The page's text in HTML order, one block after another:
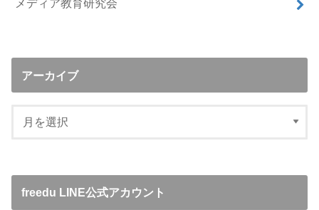
アーカイブ
freedu LINE公式アカウント